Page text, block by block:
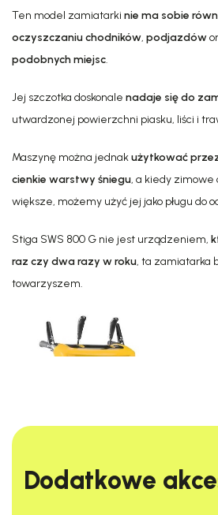
Ten model zamiatarki nie ma sobie
oczyszczaniu chodników, podjazdów
podobnych miejsc.
Jej szczotka doskonale nadaje się do
utwardzonej powierzchni piasku, liści i
Maszynę można jednakużytkować
cienkie warstwy śniegu, a kiedy zimowe
większe, możemy użyć jej jako pługu do
Stiga SWS 800 G nie jest urządzeniem,
raz czy dwa razy w roku, ta zamiatarka
towarzyszem.
Dodatkowe